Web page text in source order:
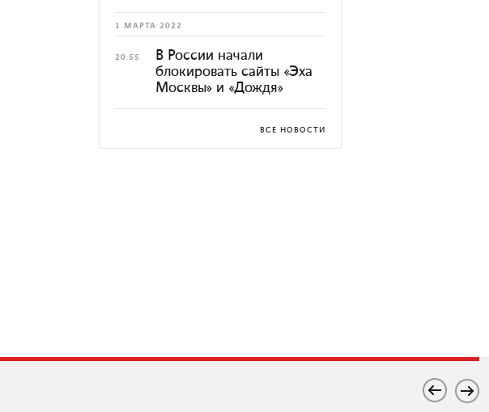
1 МАРТА 2022
20:55
В России начали
блокировать сайты «Эха
Москвы» и «Дождя»
ВСЕ НОВОСТИ